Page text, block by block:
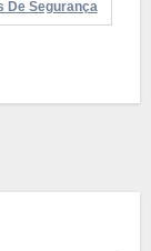
De Segurança